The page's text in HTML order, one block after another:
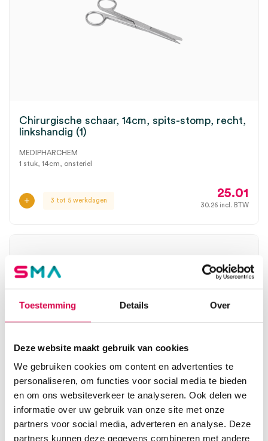
Toestemming Details Over
Deze website maakt gebruik van cookies
We gebruiken cookies om content en advertenties te
personaliseren, om functies voor social media te bieden
en om ons websiteverkeer te analyseren. Ook delen we
informatie over uw gebruik van onze site met onze
partners voor social media, adverteren en analyse. Deze
partners kunnen deze gegevens combineren met andere
Chirurgische schaar, 14cm, spits-stomp, recht,
linkshandig (1)
MEDIPHARCHEM
1 stuk, 14cm, onsteriel
3 tot 5 werkdagen
25.01
30.26 incl. BTW
Chirurgische schaar, 16cm, spits-stomp,
gebogen (1)